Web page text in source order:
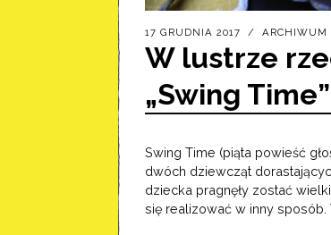
17 GRUDNIA 2017 ARCHIWUM
W lustrze
„Swing Time”
Swing Time (piąta powieść
dwóch dziewcząt
dziecka pragnęły zostać
się realizować w inny sposób.